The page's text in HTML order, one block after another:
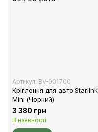
Артикул: BV-001700
Кріплення для авто Starlink
Mini (Чорний)
3 380 грн
В наявності